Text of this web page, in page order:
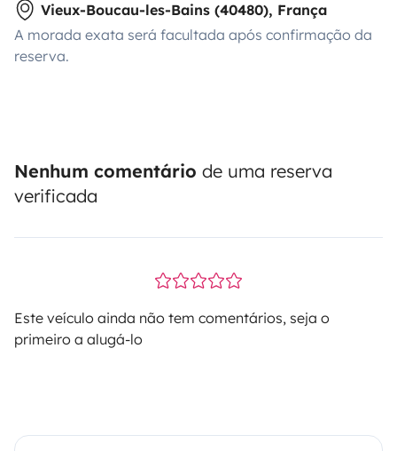
Vieux-Boucau-les-Bains (40480), França
A morada exata será facultada após confirmação da
reserva.
Nenhum comentário de uma reserva
verificada
Este veículo ainda não tem comentários, seja o
primeiro a alugá-lo